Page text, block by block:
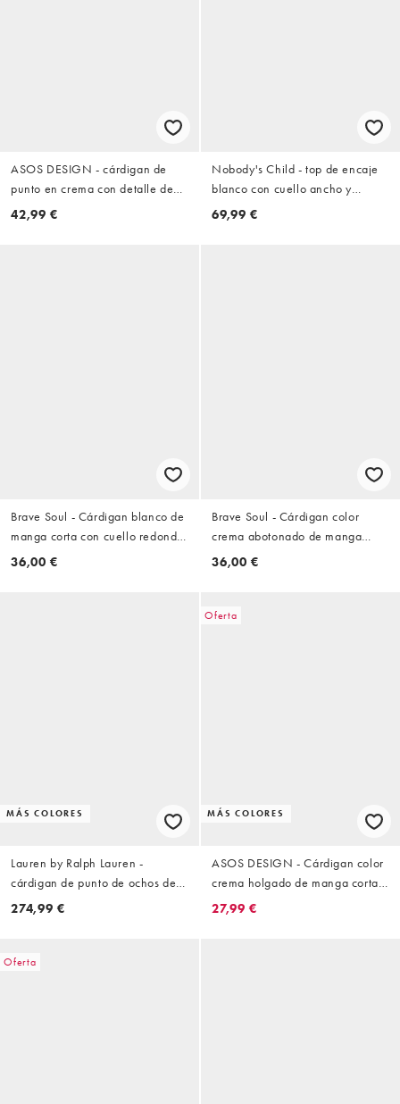
ASOS DESIGN - cárdigan de
punto en crema con detalle de
flecos
42,99 €
Nobody's Child - top de encaje
blanco con cuello ancho y
manga larga
69,99 €
Brave Soul - Cárdigan blanco de
manga corta con cuello redondo
y detalle de pespuntes
36,00 €
Brave Soul - Cárdigan color
crema abotonado de manga
larga de canalé
36,00 €
MÁS COLORES
Lauren by Ralph Lauren -
cárdigan de punto de ochos de
algodón con logo icon en crema
274,99 €
Oferta
MÁS COLORES
ASOS DESIGN - Cárdigan color
crema holgado de manga corta
de punto flameado
27,99 €
Oferta